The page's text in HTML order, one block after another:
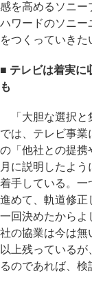
感を高めるソニー
ハワードのソニー
をつくっていきた
■ テレビは着実に
も
「大胆な選択と
では、テレビ事
の「他社との提携
月に説明したよ
着手している。一
進めて、軌道修正
一回決めたからよ
社の協業は今は無
以上残っているが
るのであれば、検